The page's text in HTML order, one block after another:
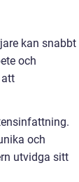
kan snabbt
och
att
och
utvidga sitt